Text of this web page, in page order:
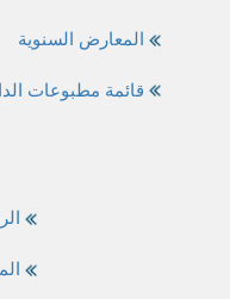
المعارض السنوية
قائمة مطبوعات